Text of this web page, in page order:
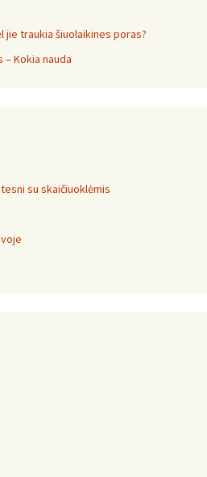
jie traukia šiuolaikines poras?
Kokia nauda
su skaičiuoklėmis